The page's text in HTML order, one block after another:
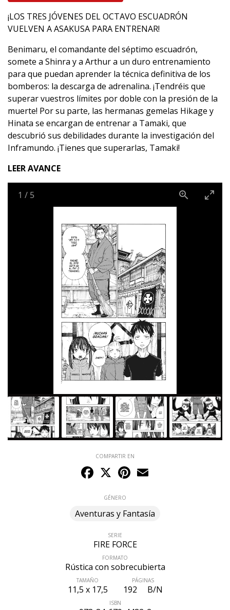
¡LOS TRES JÓVENES DEL OCTAVO ESCUADRÓN
VUELVEN A ASAKUSA PARA ENTRENAR!
Benimaru, el comandante del séptimo escuadrón,
somete a Shinra y a Arthur a un duro entrenamiento
para que puedan aprender la técnica definitiva de los
bomberos: la descarga de adrenalina. ¡Tendréis que
superar vuestros límites por doble con la presión de la
muerte! Por su parte, las hermanas gemelas Hikage y
Hinata se encargan de entrenar a Tamaki, que
descubrió sus debilidades durante la investigación del
Inframundo. ¡Tienes que superarlas, Tamaki!
LEER AVANCE
1 / 5
COMPARTIR EN
Facebook
X Pinterest
GÉNERO
Aventuras y Fantasía
SERIE
FIRE FORCE
FORMATO
Rústica con sobrecubierta
TAMAÑO
11,5 x 17,5
PÁGINAS
192 B/N
ISBN